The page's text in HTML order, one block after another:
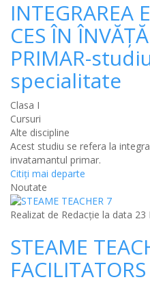
INTEGRAREA
CES ÎN
PRIMAR-
specialitate
Clasa I
Cursuri
Alte discipline
Acest studiu se refera la
invatamantul primar.
Citiţi mai departe
Noutate
Realizat de Redacție la data 23
STEAME